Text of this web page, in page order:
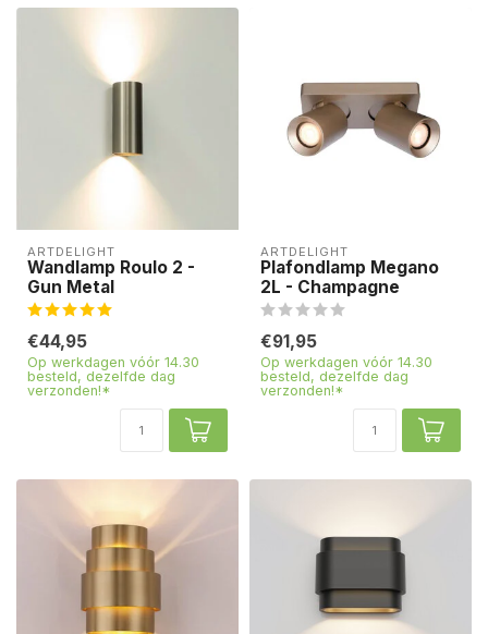
ARTDELIGHT
Wandlamp Roulo 2 -
Gun Metal
€44,95
Op werkdagen vóór 14.30
besteld, dezelfde dag
verzonden!*
ARTDELIGHT
Plafondlamp Megano
2L - Champagne
€91,95
Op werkdagen vóór 14.30
besteld, dezelfde dag
verzonden!*